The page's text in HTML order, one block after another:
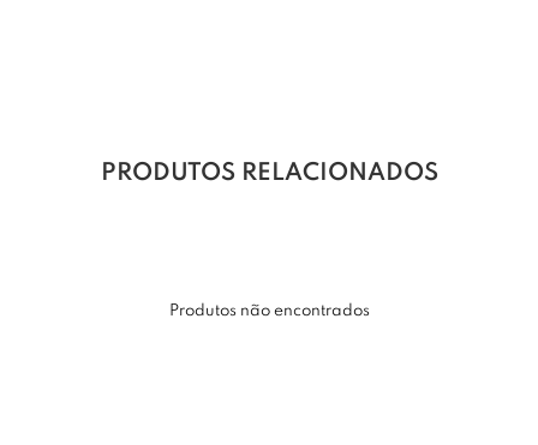
PRODUTOS RELACIONADOS
Produtos não encontrados